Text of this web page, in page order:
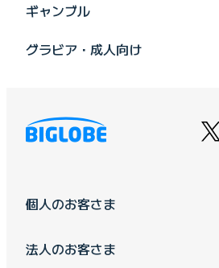
ギャンブル
グラビア・成人向け
個人のお客さま
法人のお客さま